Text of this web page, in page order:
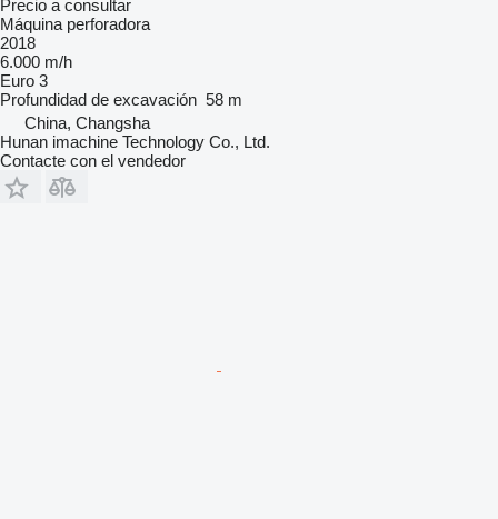
Precio a consultar
Máquina perforadora
2018
6.000 m/h
Euro 3
Profundidad de excavación 58 m
China, Changsha
Hunan imachine Technology Co., Ltd.
Contacte con el vendedor